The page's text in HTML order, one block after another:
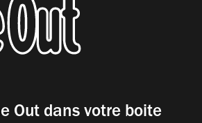
Out dans votre boite